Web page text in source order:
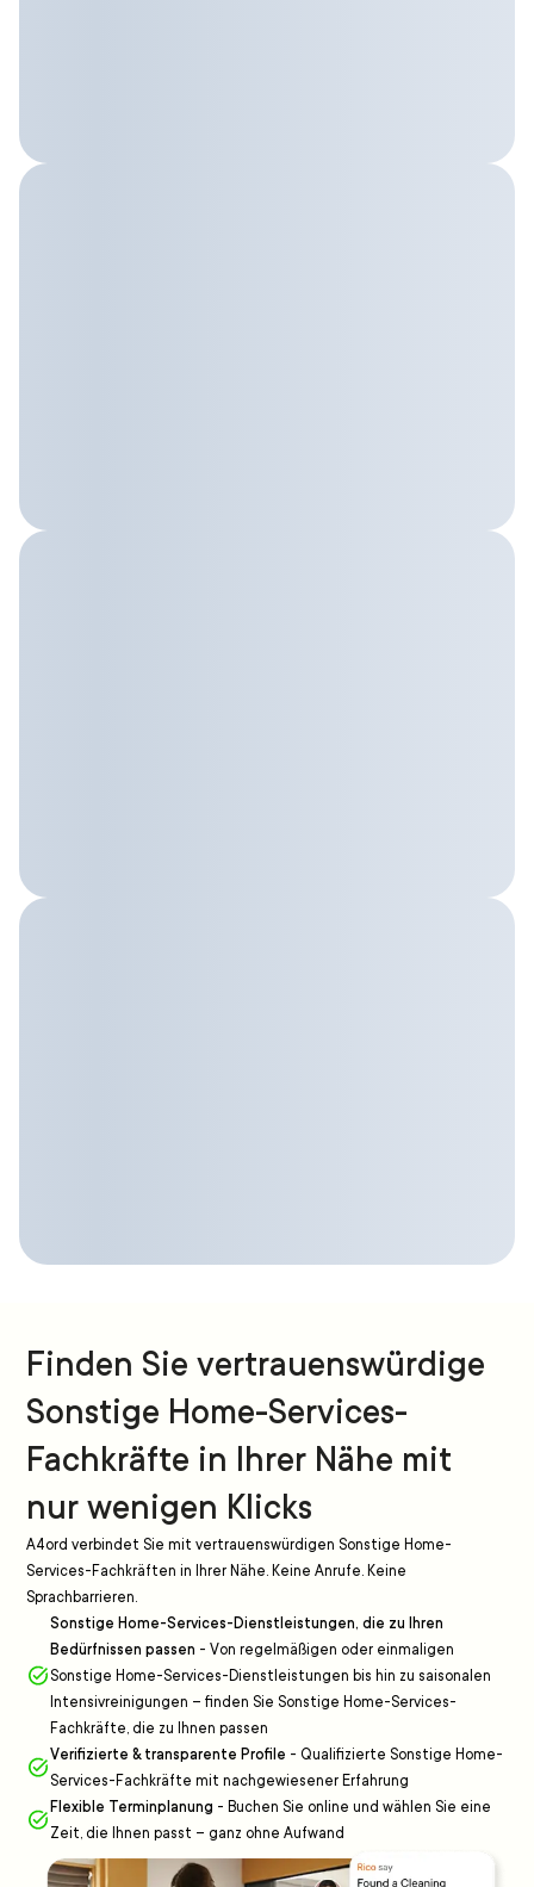
Finden Sie vertrauenswürdige
Sonstige Home-Services-
Fachkräfte in Ihrer Nähe mit
nur wenigen Klicks
A4ord verbindet Sie mit vertrauenswürdigen Sonstige Home-
Services-Fachkräften in Ihrer Nähe. Keine Anrufe. Keine
Sprachbarrieren.
Sonstige Home-Services-Dienstleistungen, die zu Ihren
Bedürfnissen passen - Von regelmäßigen oder einmaligen
Sonstige Home-Services-Dienstleistungen bis hin zu saisonalen
Intensivreinigungen – finden Sie Sonstige Home-Services-
Fachkräfte, die zu Ihnen passen
Verifizierte & transparente Profile - Qualifizierte Sonstige Home-
Services-Fachkräfte mit nachgewiesener Erfahrung
Flexible Terminplanung - Buchen Sie online und wählen Sie eine
Zeit, die Ihnen passt – ganz ohne Aufwand